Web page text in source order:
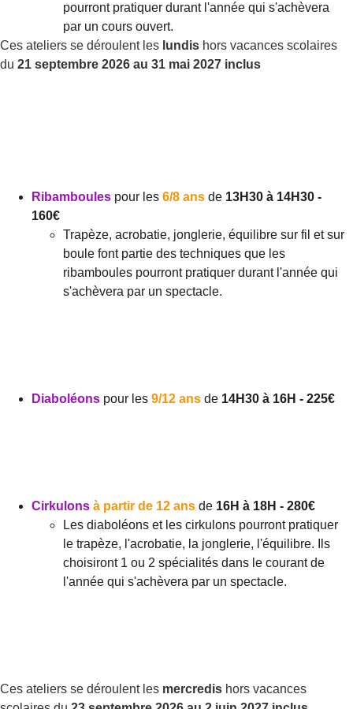
pourront pratiquer durant l'année qui s'achèvera
par un cours ouvert.
Ces ateliers se déroulent les lundis hors vacances scolaires
du 21 septembre 2026 au 31 mai 2027 inclus
Ribamboules pour les 6/8 ans de 13H30 à 14H30 -
160€
Trapèze, acrobatie, jonglerie, équilibre sur fil et sur
boule font partie des techniques que les
ribamboules pourront pratiquer durant l'année qui
s'achèvera par un spectacle.
Diaboléons pour les 9/12 ans de 14H30 à 16H - 225€
Cirkulons à partir de 12 ans de 16H à 18H - 280€
Les diaboléons et les cirkulons pourront pratiquer
le trapèze, l'acrobatie, la jonglerie, l'équilibre. Ils
choisiront 1 ou 2 spécialités dans le courant de
l'année qui s'achèvera par un spectacle.
Ces ateliers se déroulent les mercredis hors vacances